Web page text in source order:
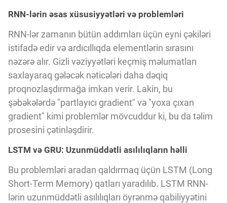
Vizyoner Baxışı
Innovasiya Bələdçisi
Gələcəyin Təhlili
Podkastlar
RNN-lərin əsas xüsusiyyətləri və problemləri
RNN-lər zamanın bütün addımları üçün eyni çəkiləri
istifadə edir və ardıcıllıqda elementlərin sırasını
nəzərə alır. Gizli vəziyyətləri keçmiş məlumatları
saxlayaraq gələcək nəticələri daha dəqiq
proqnozlaşdırmağa imkan verir. Lakin, bu
şəbəkələrdə "partlayıcı gradient" və "yoxa çıxan
gradient" kimi problemlər mövcuddur ki, bu da təlim
prosesini çətinləşdirir.
LSTM və GRU: Uzunmüddətli asılılıqların həlli
Bu problemləri aradan qaldırmaq üçün LSTM (Long
Short-Term Memory) qatları yaradılıb. LSTM RNN-
lərin uzunmüddətli asılılıqları öyrənmə qabiliyyətini